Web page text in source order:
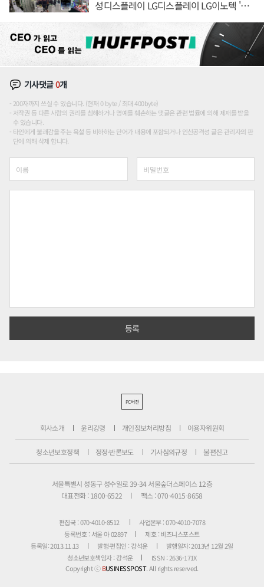
성디스플레이 LG디스플레이 LG이노텍 '탈
기사댓글0개
200자까지 쓰실 수 있습니다. (현재 0 byte / 최대 400byte)
저작권 등 다른 사람의 권리를 침해하거나 명예를 훼손하는 댓글은 관련 법률에 의해 제재를 받을
수 있습니다.
타인에게 불쾌감을 주는 욕설 등 비하하는 단어가 내용에 포함되거나 인신공격성 글은 관리자의 판
단에 의해 삭제 합니다.
PC버전
회사소개 윤리강령 개인정보처리방침 이용자위원회
청소년보호정책 정정·반론보도 기사심의규정 불편신고
서울특별시 성동구 성수일로 39-34 서울숲더스페이스 12층
대표전화 : 1800-6522
팩스 : 070-4015-8658
편집국 : 070-4010-8512
사업본부 : 070-4010-7078
등록번호 : 서울 아 02897
제호 : 비즈니스포스트
등록일: 2013.11.13
발행·편집인 : 강석운
발행일자: 2013년 12월 2일
청소년보호책임자 : 강석운
ISSN : 2636-171X
Copyright ⓒBUSINESSPOST. All rights reserved.